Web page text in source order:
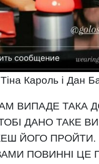
Тіна Кароль і Дан
ВИПАДЕ ТАКА
ДАНО ТАКЕ
ЙОГО ПРОЙТИ.
ПОВИННІ ЦЕ